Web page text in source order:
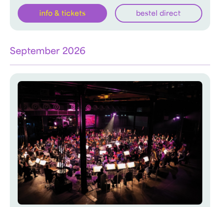
info & tickets bestel direct
September 2026